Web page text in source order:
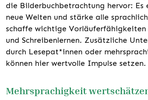
die Bilderbuchbetrachtung hervor: Es
neue Welten und stärke alle
schaffe wichtige Vorläuferfähigkeiten
und Schreibenlernen. Zusätzliche
durch Lesepat*innen oder
können hier wertvolle Impulse setzen.
Mehrsprachigkeit